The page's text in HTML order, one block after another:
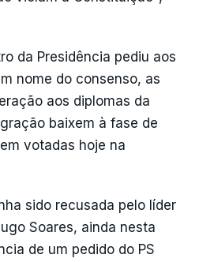
da Presidência pediu aos
nome do consenso, as
aos diplomas da
baixem à fase de
votadas hoje na
sido recusada pelo líder
Soares, ainda nesta
de um pedido do PS